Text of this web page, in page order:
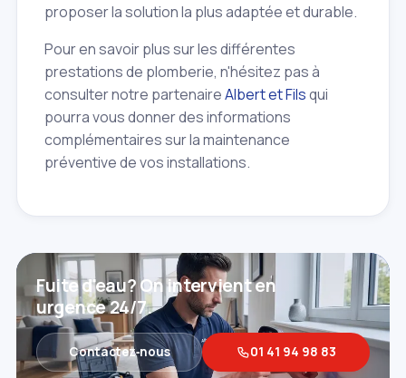
proposer la solution la plus adaptée et durable.
Pour en savoir plus sur les différentes
prestations de plomberie, n'hésitez pas à
consulter notre partenaireAlbert et Filsqui
pourra vous donner des informations
complémentaires sur la maintenance
préventive de vos installations.
Fuite d'eau? On intervient en
urgence 24/7.
Contactez‑nous 01 41 94 98 83